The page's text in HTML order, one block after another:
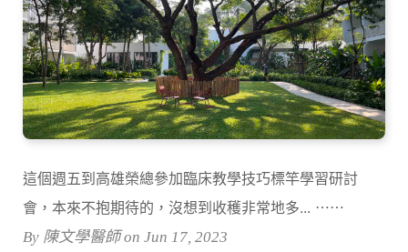
這個週五到高雄榮總參加臨床教學技巧標竿學習研討
會，本來不抱期待的，沒想到收穫非常地多... ⋯⋯
By 陳文學醫師 on Jun 17, 2023